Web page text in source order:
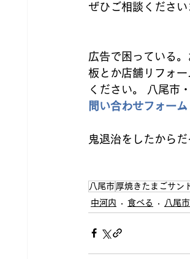
ぜひご相談ください
広告で困っている
板とか店舗リフォ
ください。 八尾市
問い合わせフォーム
鬼退治をしたからだ
八尾市 厚焼きたまごサン
中河内
食べる 八尾市